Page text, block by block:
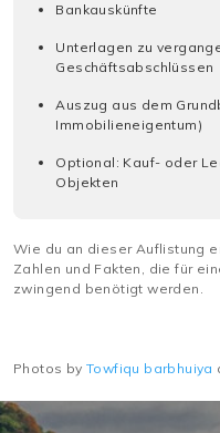
Bankauskünfte
Unterlagen zu
Geschäftsabschlüssen
Auszug aus dem
Immobilieneigentum)
Optional: Kauf- oder
Objekten
Wie du an dieser Auflistung
Zahlen und Fakten, die für
zwingend benötigt werden.
Photos byTowfiqu barbhuiya